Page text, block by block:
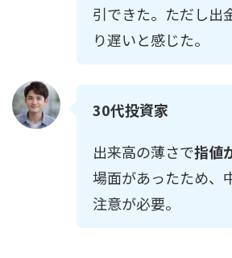
引できた。ただし出
り遅いと感じた。
30代投資家
出来高の薄さで指値
場面があったため、
注意が必要。